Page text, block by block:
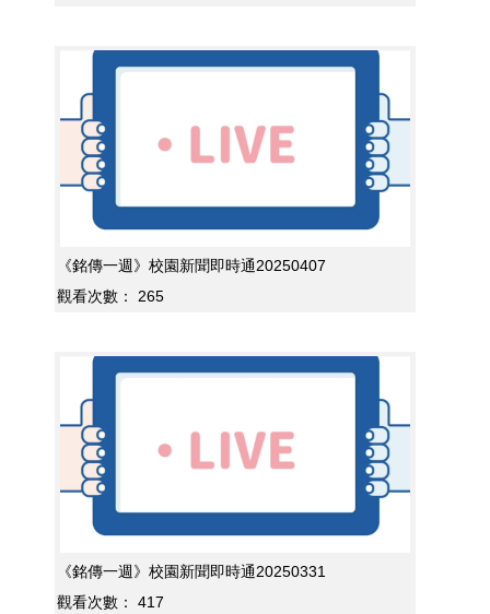
《銘傳一週》校園新聞即時通20250407
觀看次數：
265
《銘傳一週》校園新聞即時通20250331
觀看次數：
417